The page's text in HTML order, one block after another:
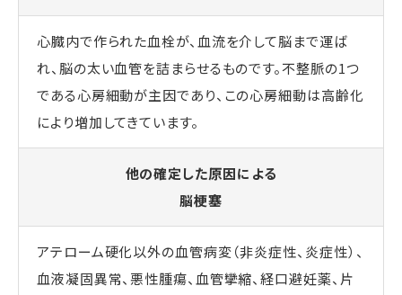
心臓内で作られた血栓が、血流を介して脳まで運ば
れ、脳の太い血管を詰まらせるものです。不整脈の1つ
である心房細動が主因であり、この心房細動は高齢化
により増加してきています。
他の確定した原因による
脳梗塞
アテローム硬化以外の血管病変（非炎症性、炎症性）、
血液凝固異常、悪性腫瘍、血管攣縮、経口避妊薬、片